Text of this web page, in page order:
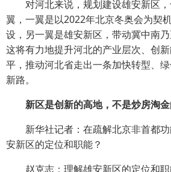
对河北来说，规划建设雄安新区，
翼，一翼是以2022年北京冬奥会为契
设，另一翼是雄安新区，带动冀中南
这将有力地提升河北的产业层次、创
平，推动河北省走出一条加快转型、
新路。
新区是创新的高地，不是炒房淘金
新华社记者：在疏解北京非首都功
安新区的定位和职能？
赵克志：理解雄安新区的定位和职